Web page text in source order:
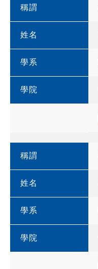
稱謂
姓名
學系
學院
稱謂
姓名
學系
學院